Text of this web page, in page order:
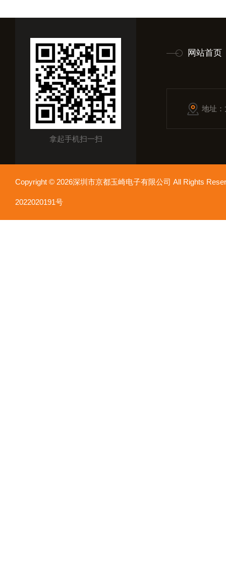
拿起手机扫一扫
网站首页
地址
Copyright © 2026深圳市京都玉崎电子有限公司 All Rights
2022020191号